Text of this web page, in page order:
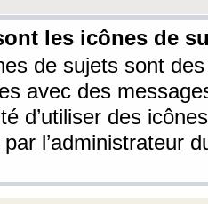
les icônes de
de sujets sont
avec des
d’utiliser des
l’administrateur